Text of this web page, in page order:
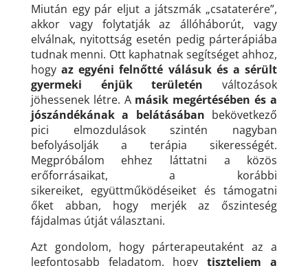
Miután egy pár eljut a játszmák „csataterére”,
akkor vagy folytatják az állóháborút, vagy
elválnak, nyitottság esetén pedig párterápiába
tudnak menni. Ott kaphatnak segítséget ahhoz,
hogy az egyéni felnőtté válásuk és a sérült
gyermeki énjük területénváltozások
jöhessenek létre. Amásik megértésében és a
jószándékának a belátásában bekövetkező
pici elmozdulások szintén nagyban
befolyásolják a terápia sikerességét.
Megpróbálom ehhez láttatni a közös
erőforrásaikat, a korábbi
sikereiket, együttműködéseiket és támogatni
őket abban, hogy merjék az őszinteség
fájdalmas útját választani.
Azt gondolom, hogy párterapeutaként az a
legfontosabb feladatom, hogytiszteljem a